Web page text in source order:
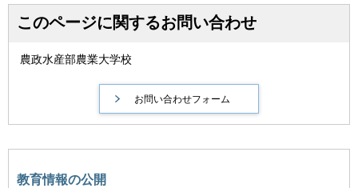
このページに関するお問い合わせ
農政水産部農業大学校
教育情報の公開